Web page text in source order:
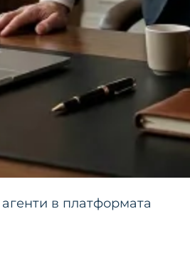
в платформата